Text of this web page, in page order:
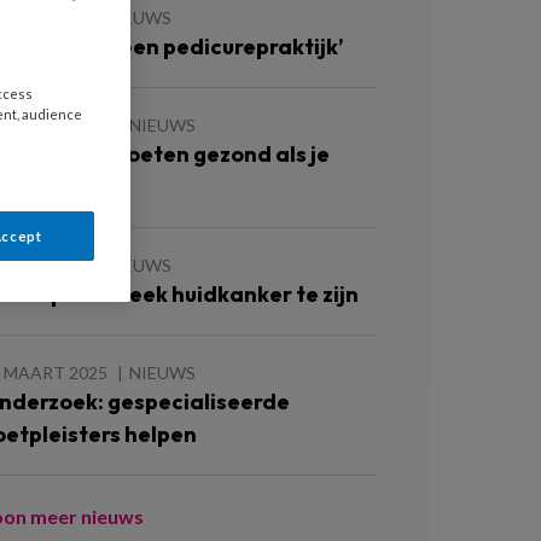
NIEUWS
is geen pedicurepraktijk’
2026 NIEUWS
houd je je voeten gezond als je
JUNI 2025 NIEUWS
op hiel bleek huidkanker te zijn
MAART 2025 NIEUWS
gespecialiseerde
helpen
meer nieuws
audience